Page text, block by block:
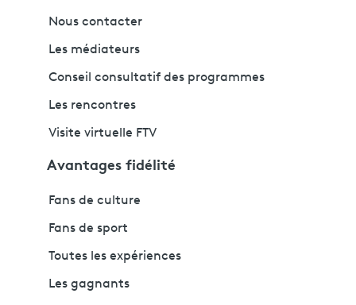
Nous contacter
Les médiateurs
Conseil consultatif des programmes
Les rencontres
Visite virtuelle FTV
Avantages fidélité
Fans de culture
Fans de sport
Toutes les expériences
Les gagnants